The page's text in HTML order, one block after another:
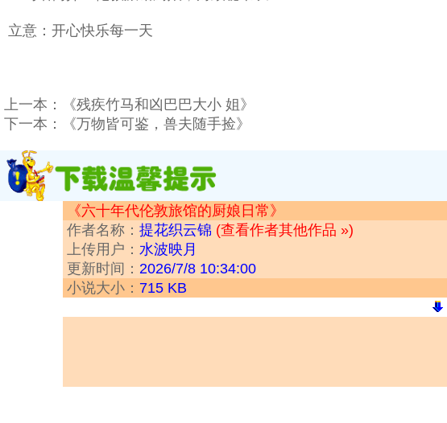
立意：开心快乐每一天
上一本：
《残疾竹马和凶巴巴大小 姐》
下一本：
《万物皆可鉴，兽夫随手捡》
《六十年代伦敦旅馆的厨娘日常》
作者名称： 提花织云锦 (查看作者其他作品 »)
上传用户： 水波映月
更新时间： 2026/7/8 10:34:00
小说大小： 715 KB